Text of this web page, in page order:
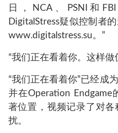
日，NCA、PSNI和
DigitalStress疑似控制者
www.digitalstress.su。”
“我们正在看着你。这样做
“我们正在看着你”已经成
并在Operation
著位置，视频记录了对
扰。